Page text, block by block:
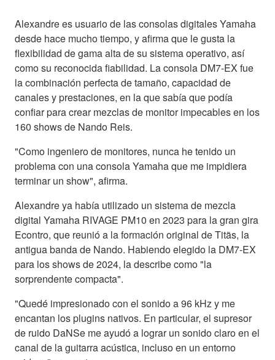
Alexandre es usuario de las consolas digitales Yamaha
desde hace mucho tiempo, y afirma que le gusta la
flexibilidad de gama alta de su sistema operativo, así
como su reconocida fiabilidad. La consola DM7-EX fue
la combinación perfecta de tamaño, capacidad de
canales y prestaciones, en la que sabía que podía
confiar para crear mezclas de monitor impecables en los
160 shows de Nando Reis.
"Como ingeniero de monitores, nunca he tenido un
problema con una consola Yamaha que me impidiera
terminar un show", afirma.
Alexandre ya había utilizado un sistema de mezcla
digital Yamaha RIVAGE PM10 en 2023 para la gran gira
Econtro, que reunió a la formación original de Titãs, la
antigua banda de Nando. Habiendo elegido la DM7-EX
para los shows de 2024, la describe como "la
sorprendente compacta".
"Quedé impresionado con el sonido a 96 kHz y me
encantan los plugins nativos. En particular, el supresor
de ruido DaNSe me ayudó a lograr un sonido claro en el
canal de la guitarra acústica, incluso en un entorno